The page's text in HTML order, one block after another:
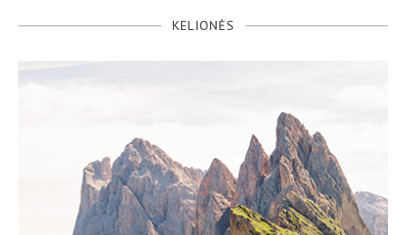
KELIONĖS